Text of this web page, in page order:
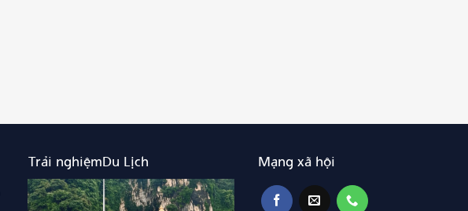
Trải nghiệmDu Lịch Mạng xã hội